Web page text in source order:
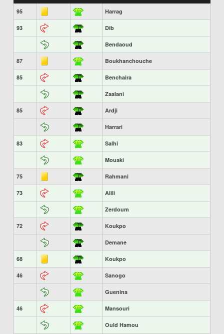
95 Harrag
93 Dib
Bendaoud
87 Boukhanchouche
85 Benchaira
Zaalani
85 Ardji
Harrari
83 Salhi
Mouaki
75 Rahmani
73 Alili
Zerdoum
72 Koukpo
Demane
68 Koukpo
46 Sanogo
Guenina
46 Mansouri
Ould Hamou